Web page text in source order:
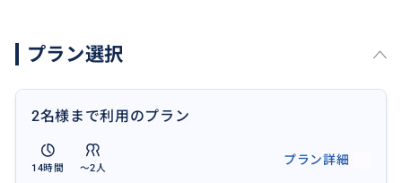
箇所へお時間内可能な限りご案内いたします。
例：
・グランドキャニオン国立公園
・アンテロープキャニオン
プラン選択
2名様まで利用のプラン
14時間 〜2人
プラン詳細